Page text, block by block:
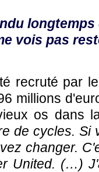
longtemps
vois pas
recruté par
millions
os dans
de cycles. Si
changer.
United. (…)